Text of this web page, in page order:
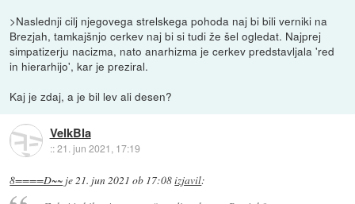
>Naslednji cilj njegovega strelskega pohoda naj bi bili verniki na
Brezjah, tamkajšnjo cerkev naj bi si tudi že šel ogledat. Najprej
simpatizerju nacizma, nato anarhizma je cerkev predstavljala 'red
in hierarhijo', kar je preziral.
Kaj je zdaj, a je bil lev ali desen?
VelkBla
::21. jun 2021, 17:19
8====D~~ je 21. jun 2021 ob 17:08izjavil: